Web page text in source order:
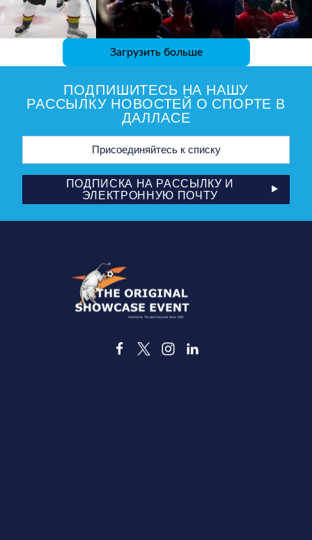
Загрузить больше
ПОДПИШИТЕСЬ НА НАШУ
РАССЫЛКУ НОВОСТЕЙ О СПОРТЕ В
ДАЛЛАСЕ
Адрес
почты
ПОДПИСКА НА РАССЫЛКУ И
ЭЛЕКТРОННУЮ ПОЧТУ